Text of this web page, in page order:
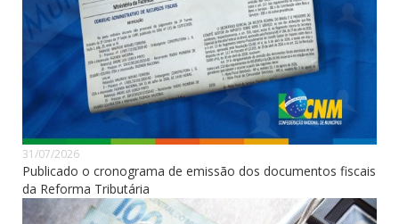
31/07/2026
Publicado o cronograma de emissão dos documentos fiscais
da Reforma Tributária